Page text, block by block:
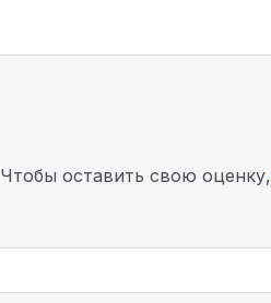
Чтобы оставить свою оценку,